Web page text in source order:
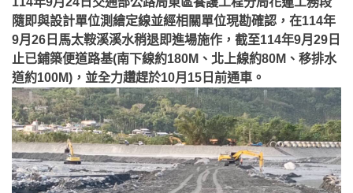
隨即與設計單位測繪定線並經相關單位現勘確認，在114年
9月26日馬太鞍溪溪水稍退即進場施作，截至114年9月29日
止已鋪築便道路基(南下線約180M、北上線約80M、移排水
道約100M)，並全力趲趕於10月15日前通車。